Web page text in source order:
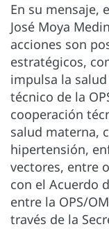
En su mensaje,
José Moya
acciones son
estratégicos,
impulsa la
técnico de la
cooperación
salud materna,
hipertensión,
vectores, entre
con el Acuerdo
entre la OPS/
través de la